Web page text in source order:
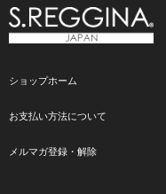
ショップホーム
お支払い方法について
メルマガ登録・解除